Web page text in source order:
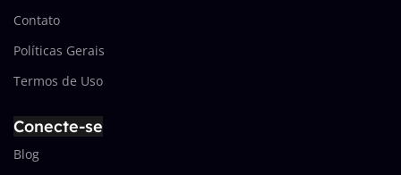
Contato
Políticas Gerais
Termos de Uso
Conecte-se
Blog